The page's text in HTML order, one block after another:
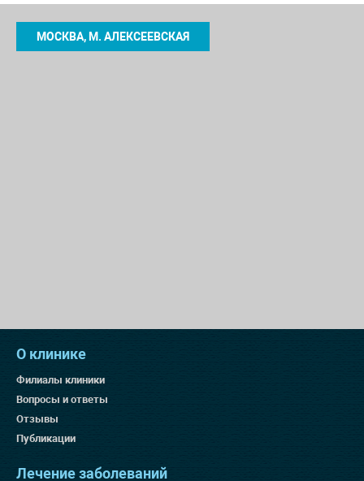
МОСКВА, М. АЛЕКСЕЕВСКАЯ
О клинике
Филиалы клиники
Вопросы и ответы
Отзывы
Публикации
Лечение заболеваний